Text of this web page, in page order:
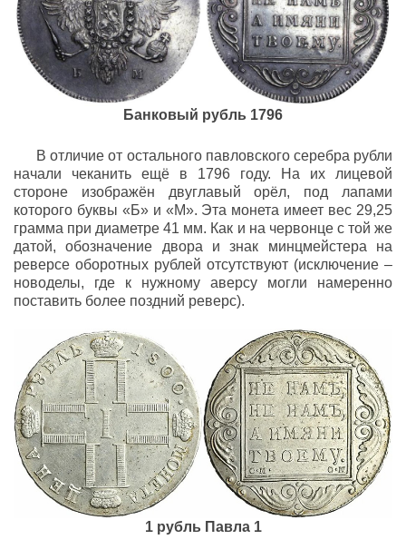
Банковый рубль 1796
В отличие от остального павловского серебра рубли
начали чеканить ещё в 1796 году. На их лицевой
стороне изображён двуглавый орёл, под лапами
которого буквы «Б» и «М». Эта монета имеет вес 29,25
грамма при диаметре 41 мм. Как и на червонце с той же
датой, обозначение двора и знак минцмейстера на
реверсе оборотных рублей отсутствуют (исключение –
новоделы, где к нужному аверсу могли намеренно
поставить более поздний реверс).
1 рубль Павла 1